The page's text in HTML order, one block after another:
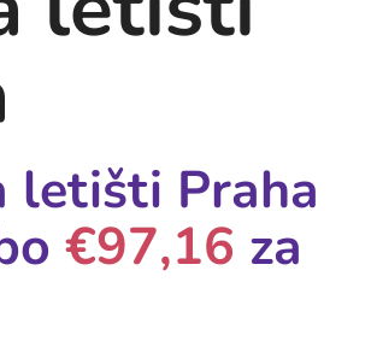
letišti Praha
€97,16 za